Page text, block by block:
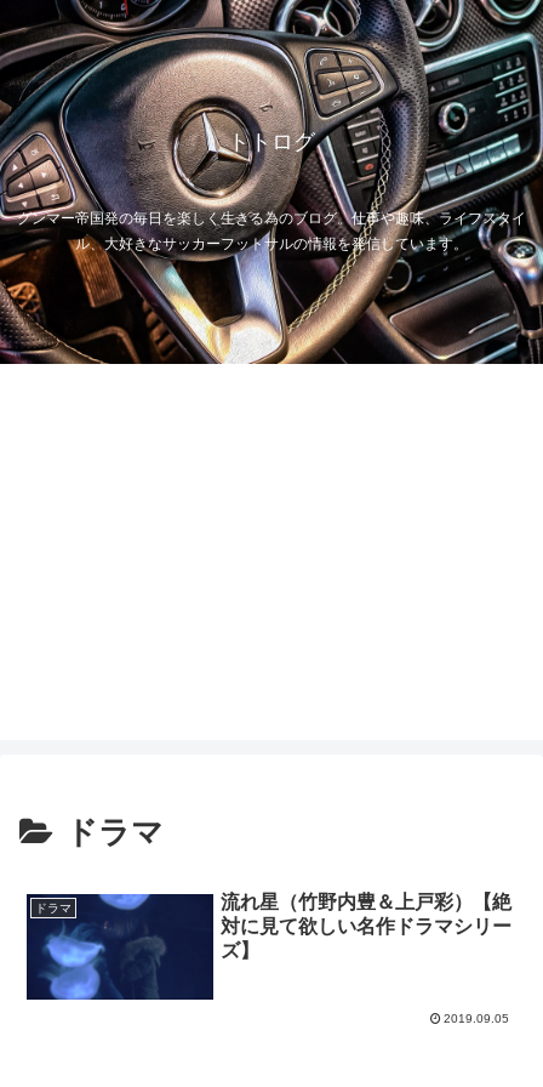
トトログ
グンマー帝国発の毎日を楽しく生きる為のブログ。仕事や趣味、ライフスタイ
ル、大好きなサッカーフットサルの情報を発信しています。
ドラマ
ドラマ
流れ星（竹野内豊＆上戸彩）【絶
対に見て欲しい名作ドラマシリー
ズ】
2019.09.05